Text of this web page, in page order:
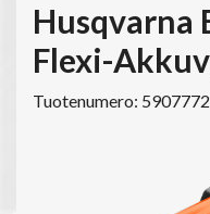
Husqvarna
Flexi-
Tuotenumero: